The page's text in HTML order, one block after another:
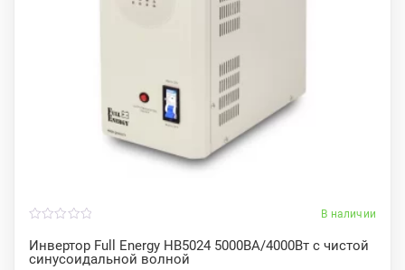
В наличии
Инвертор Full Energy HB5024 5000ВА/4000Вт с чистой
синусоидальной волной
o
u
t